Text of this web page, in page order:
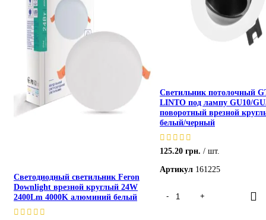
Светодиодный светильник Feron
Downlight врезной круглый 24W
2400Lm 4000K алюминий белый
Светильник потолочный
LINTO под лампу GU10/
поворотный врезной
белый/черный
125.20 грн.
шт.
Артикул 161225